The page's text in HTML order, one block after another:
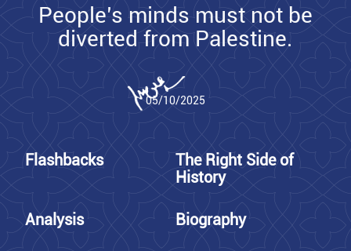
People’s minds must not be
diverted from Palestine.
05/10/2025
Flashbacks
The Right Side of
History
Analysis Biography